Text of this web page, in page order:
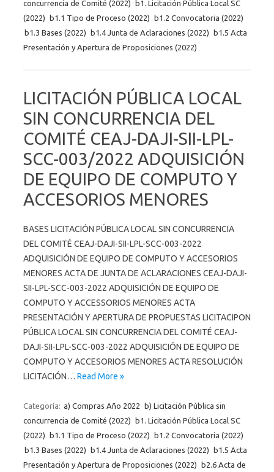
concurrencia de Comité (2022)
b1. Licitación Pública Local SC
(2022) b1.1 Tipo de Proceso (2022) b1.2 Convocatoria (2022)
b1.3 Bases (2022) b1.4 Junta de Aclaraciones (2022) b1.5 Acta
Presentación y Apertura de Proposiciones (2022)
LICITACIÓN PÚBLICA LOCAL
SIN CONCURRENCIA DEL
COMITÉ CEAJ-DAJI-SII-LPL-
SCC-003/2022 ADQUISICIÓN
DE EQUIPO DE COMPUTO Y
ACCESORIOS MENORES
BASES LICITACIÓN PÚBLICA LOCAL SIN CONCURRENCIA
DEL COMITÉ CEAJ-DAJI-SII-LPL-SCC-003-2022
ADQUISICIÓN DE EQUIPO DE COMPUTO Y ACCESORIOS
MENORES ACTA DE JUNTA DE ACLARACIONES CEAJ-DAJI-
SII-LPL-SCC-003-2022 ADQUISICIÓN DE EQUIPO DE
COMPUTO Y ACCESSORIOS MENORES ACTA
PRESENTACIÓN Y APERTURA DE PROPUESTAS LICITACIPON
PÚBLICA LOCAL SIN CONCURRENCIA DEL COMITÉ CEAJ-
DAJI-SII-LPL-SCC-003-2022 ADQUISICIÓN DE EQUIPO DE
COMPUTO Y ACCESORIOS MENORES ACTA RESOLUCIÓN
LICITACIÓN… Read More »
Categoría: a) Compras Año 2022 b) Licitación Pública sin
concurrencia de Comité (2022) b1. Licitación Pública Local SC
(2022) b1.1 Tipo de Proceso (2022) b1.2 Convocatoria (2022)
b1.3 Bases (2022) b1.4 Junta de Aclaraciones (2022) b1.5 Acta
Presentación y Apertura de Proposiciones (2022) b2.6 Acta de